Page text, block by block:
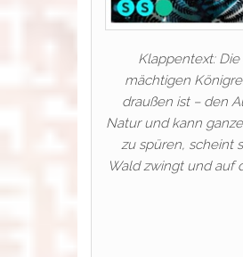
Klappentext:
mächtigen
draußen ist – den
Natur und kann
zu spüren, scheint
Wald zwingt und auf